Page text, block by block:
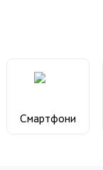
Смартфони